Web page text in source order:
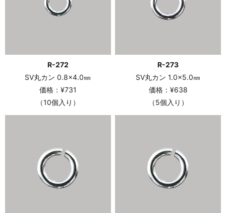
R-272
SV丸カン 0.8×4.0㎜
価格：¥731
（10個入り）
R-273
SV丸カン 1.0×5.0㎜
価格：¥638
（5個入り）